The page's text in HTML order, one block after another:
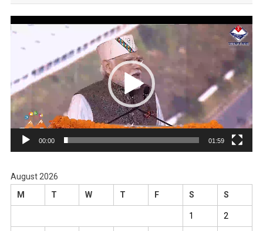
Video
00:00 01:59
August 2026
M
T W T F S S
1 2